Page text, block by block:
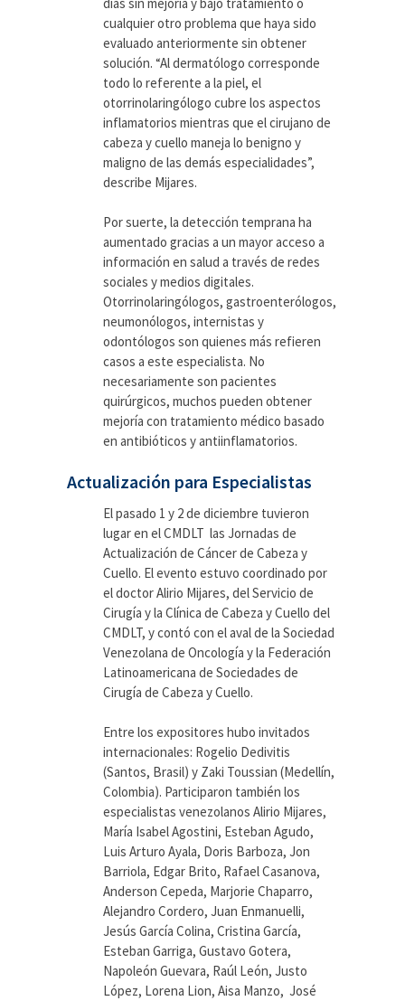
días sin mejoría y bajo tratamiento o
cualquier otro problema que haya sido
evaluado anteriormente sin obtener
solución. “Al dermatólogo corresponde
todo lo referente a la piel, el
otorrinolaringólogo cubre los aspectos
inflamatorios mientras que el cirujano de
cabeza y cuello maneja lo benigno y
maligno de las demás especialidades”,
describe Mijares.
Por suerte, la detección temprana ha
aumentado gracias a un mayor acceso a
información en salud a través de redes
sociales y medios digitales.
Otorrinolaringólogos, gastroenterólogos,
neumonólogos, internistas y
odontólogos son quienes más refieren
casos a este especialista. No
necesariamente son pacientes
quirúrgicos, muchos pueden obtener
mejoría con tratamiento médico basado
en antibióticos y antiinflamatorios.
Actualización para Especialistas
El pasado 1 y 2 de diciembre tuvieron
lugar en el CMDLT las Jornadas de
Actualización de Cáncer de Cabeza y
Cuello. El evento estuvo coordinado por
el doctor Alirio Mijares, del Servicio de
Cirugía y la Clínica de Cabeza y Cuello del
CMDLT, y contó con el aval de la Sociedad
Venezolana de Oncología y la Federación
Latinoamericana de Sociedades de
Cirugía de Cabeza y Cuello.
Entre los expositores hubo invitados
internacionales: Rogelio Dedivitis
(Santos, Brasil) y Zaki Toussian (Medellín,
Colombia). Participaron también los
especialistas venezolanos Alirio Mijares,
María Isabel Agostini, Esteban Agudo,
Luis Arturo Ayala, Doris Barboza, Jon
Barriola, Edgar Brito, Rafael Casanova,
Anderson Cepeda, Marjorie Chaparro,
Alejandro Cordero, Juan Enmanuelli,
Jesús García Colina, Cristina García,
Esteban Garriga, Gustavo Gotera,
Napoleón Guevara, Raúl León, Justo
López, Lorena Lion, Aisa Manzo, José